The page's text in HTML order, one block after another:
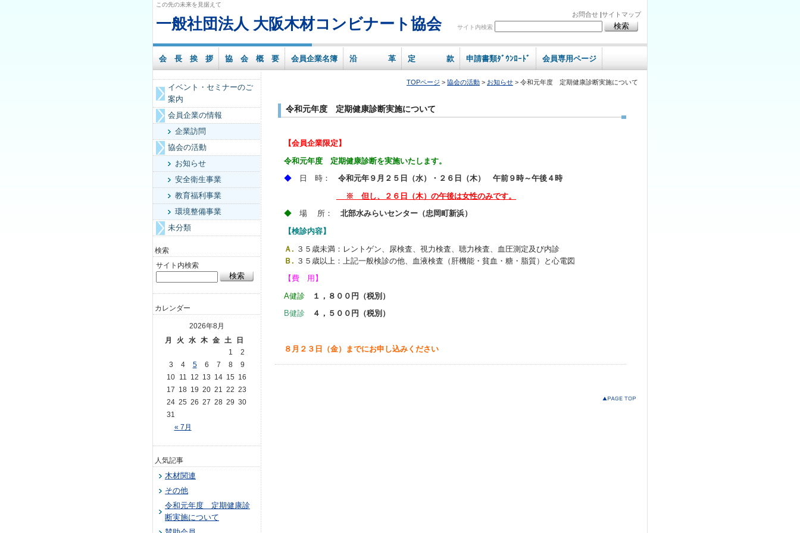
この先の未来を見据えて
一般社団法人 大阪木材コンビナート協会
お問合せ |サイトマップ
サイト内検索
会 長 挨 拶 協 会 概 要 会員企業名簿 沿 革 定 款 申請書類ﾀﾞｳﾝﾛｰﾄﾞ 会員専用ページ
TOPページ > 協会の活動 > お知らせ > 令和元年度 定期健康診断実施について
令和元年度 定期健康診断実施について
【会員企業限定】
令和元年度 定期健康診断を実施いたします。
◆ 日 時： 令和元年９月２５日（水）・２６日（木） 午前９時～午後４時
※ 但し、２６日（木）の午後は女性のみです。
◆ 場 所： 北部水みらいセンター（忠岡町新浜）
【検診内容】
Ａ. ３５歳未満：レントゲン、尿検査、視力検査、聴力検査、血圧測定及び内診
Ｂ. ３５歳以上：上記一般検診の他、血液検査（肝機能・貧血・糖・脂質）と心電図
【費 用】
A健診
１，８００円（税別）
B健診
４，５００円（税別）
８月２３日（金）までにお申し込みください
イベント・セミナーのご
案内
会員企業の情報
企業訪問
協会の活動
お知らせ
安全衛生事業
教育福利事業
環境整備事業
未分類
検索
サイト内検索
カレンダー
2026年8月
月
火 水 木 金 土 日
« 7月
1
2
3
4 5 6 7 8
9
10 11 12 13 14 15 16
17 18 19 20 21 22 23
24 25 26 27 28 29 30
31
人気記事
木材関連
その他
令和元年度 定期健康診
断実施について